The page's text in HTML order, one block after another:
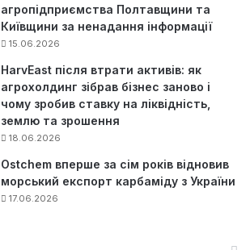
агропідприємства Полтавщини та
Київщини за ненадання інформації
15.06.2026
HarvEast після втрати активів: як
агрохолдинг зібрав бізнес заново і
чому зробив ставку на ліквідність,
землю та зрошення
18.06.2026
Ostchem вперше за сім років відновив
морський експорт карбаміду з України
17.06.2026